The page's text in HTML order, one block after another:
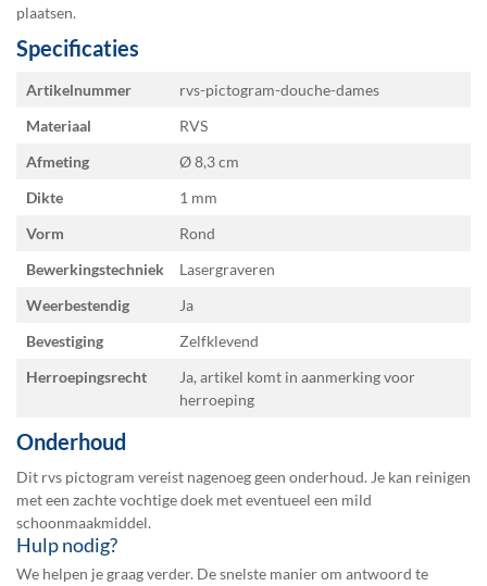
plaatsen.
Specificaties
Specificaties
Artikelnummer
rvs-pictogram-douche-dames
Materiaal
RVS
Afmeting
Ø 8,3
Dikte
1 mm
Vorm
Rond
Bewerkingstechniek
Lasergraveren
Weerbestendig
Ja
Bevestiging
Zelfklevend
Herroepingsrecht
Ja, artikel komt in aanmerking voor
herroeping
Onderhoud
Dit rvs pictogram vereist nagenoeg geen onderhoud. Je kan reinigen
met een zachte vochtige doek met eventueel een mild
schoonmaakmiddel.
Hulp nodig?
We helpen je graag verder. De snelste manier om antwoord te